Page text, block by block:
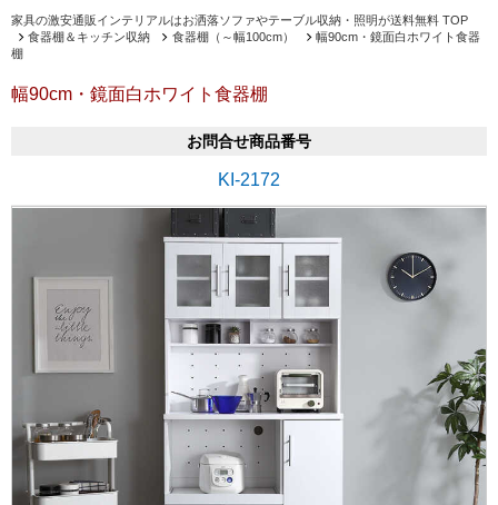
家具の激安通販インテリアルはお洒落ソファやテーブル収納・照明が送料無料 TOP
食器棚＆キッチン収納
食器棚（～幅100cm）
幅90cm・鏡面白ホワイト食器
棚
幅90cm・鏡面白ホワイト食器棚
お問合せ商品番号
KI-2172